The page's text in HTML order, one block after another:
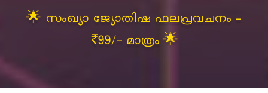
🌟 സംഖ്യാ ജ്യോതിഷ ഫലപ്രവചനം –
₹99/- മാത്രം 🌟